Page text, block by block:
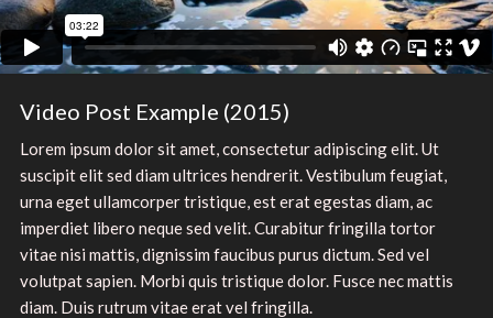
Video Post Example (2015)
Lorem ipsum dolor sit amet, consectetur adipiscing elit. Ut
suscipit elit sed diam ultrices hendrerit. Vestibulum feugiat,
urna eget ullamcorper tristique, est erat egestas diam, ac
imperdiet libero neque sed velit. Curabitur fringilla tortor
vitae nisi mattis, dignissim faucibus purus dictum. Sed vel
volutpat sapien. Morbi quis tristique dolor. Fusce nec mattis
diam. Duis rutrum vitae erat vel fringilla.